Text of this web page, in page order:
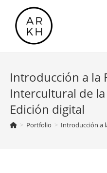
contenido
Introducción a la
Intercultural de
Edición digital
> Portfolio > Introducción a